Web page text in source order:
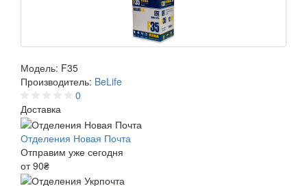
Модель: F35
Производитель: BeLife
0
Доставка
Отделения Новая Почта
Отправим уже сегодня
от 90₴